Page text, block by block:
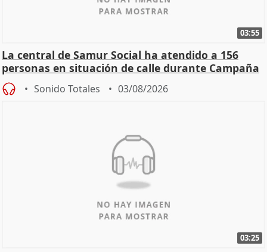
03:55
La central de Samur Social ha atendido a 156
personas en situación de calle durante Campaña
de Calor
Sonido Totales 03/08/2026
03:25